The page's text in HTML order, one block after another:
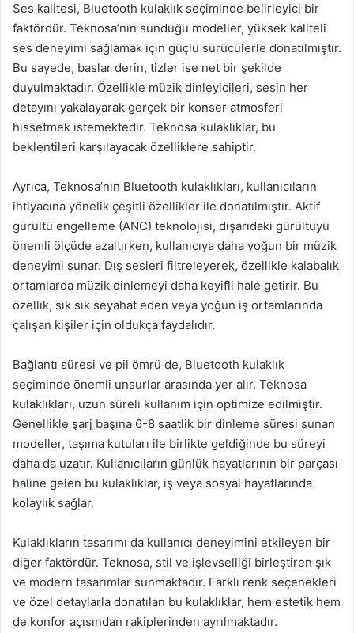
Ses kalitesi, Bluetooth kulaklık seçiminde belirleyici bir
faktördür. Teknosa’nın sunduğu modeller, yüksek kaliteli
ses deneyimi sağlamak için güçlü sürücülerle donatılmıştır.
Bu sayede, baslar derin, tizler ise net bir şekilde
duyulmaktadır. Özellikle müzik dinleyicileri, sesin her
detayını yakalayarak gerçek bir konser atmosferi
hissetmek istemektedir. Teknosa kulaklıklar, bu
beklentileri karşılayacak özelliklere sahiptir.
Ayrıca, Teknosa’nın Bluetooth kulaklıkları, kullanıcıların
ihtiyacına yönelik çeşitli özellikler ile donatılmıştır. Aktif
gürültü engelleme (ANC) teknolojisi, dışarıdaki gürültüyü
önemli ölçüde azaltırken, kullanıcıya daha yoğun bir müzik
deneyimi sunar. Dış sesleri filtreleyerek, özellikle kalabalık
ortamlarda müzik dinlemeyi daha keyifli hale getirir. Bu
özellik, sık sık seyahat eden veya yoğun iş ortamlarında
çalışan kişiler için oldukça faydalıdır.
Bağlantı süresi ve pil ömrü de, Bluetooth kulaklık
seçiminde önemli unsurlar arasında yer alır. Teknosa
kulaklıkları, uzun süreli kullanım için optimize edilmiştir.
Genellikle şarj başına 6-8 saatlik bir dinleme süresi sunan
modeller, taşıma kutuları ile birlikte geldiğinde bu süreyi
daha da uzatır. Kullanıcıların günlük hayatlarının bir parçası
haline gelen bu kulaklıklar, iş veya sosyal hayatlarında
kolaylık sağlar.
Kulaklıkların tasarımı da kullanıcı deneyimini etkileyen bir
diğer faktördür. Teknosa, stil ve işlevselliği birleştiren şık
ve modern tasarımlar sunmaktadır. Farklı renk seçenekleri
ve özel detaylarla donatılan bu kulaklıklar, hem estetik hem
de konfor açısından rakiplerinden ayrılmaktadır.